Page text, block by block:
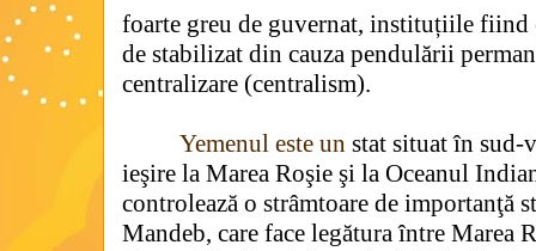
foarte greu de guvernat, instituțiile
de stabilizat din cauza pendulării
centralizare (centralism).
Yemenul este un stat situat în sud-
ieşire la Marea Roşie şi la Oceanul
controlează o strâmtoare de importanţă
Mandeb, care face legătura între Marea